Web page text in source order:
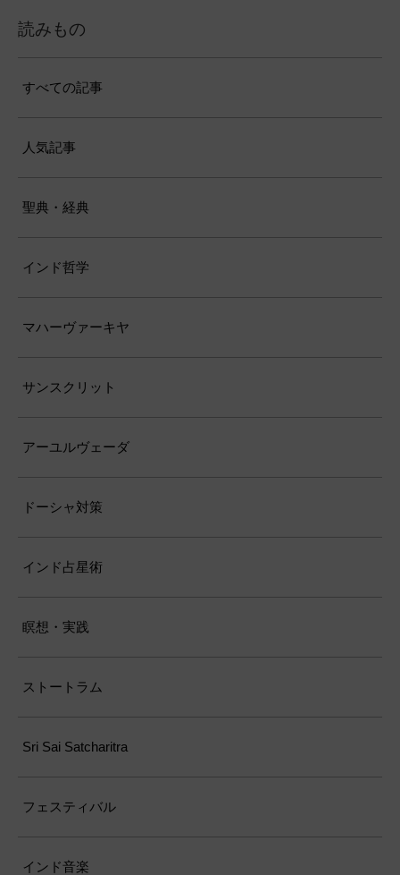
読みもの
すべての記事
人気記事
聖典・経典
インド哲学
マハーヴァーキヤ
サンスクリット
アーユルヴェーダ
ドーシャ対策
インド占星術
瞑想・実践
ストートラム
Sri Sai Satcharitra
フェスティバル
インド音楽